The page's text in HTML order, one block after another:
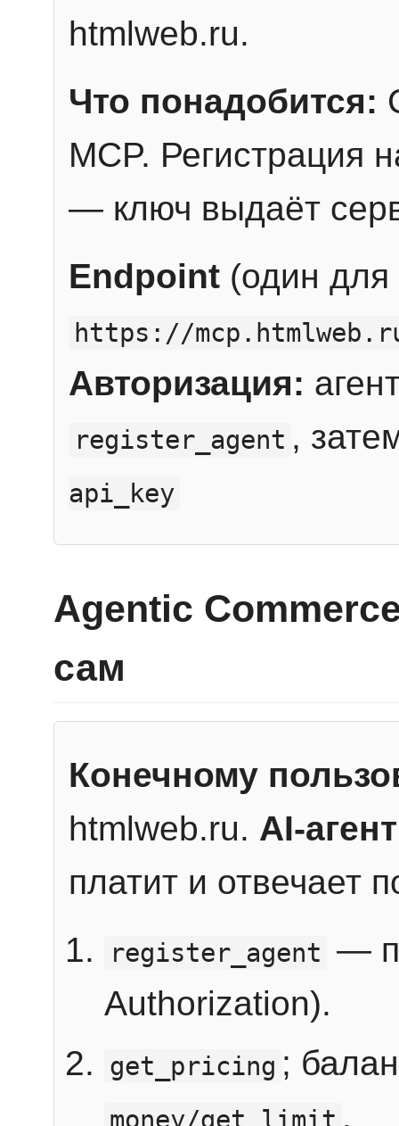
htmlweb.ru.
Что понадобится:
MCP. Регистрация
— ключ выдаёт
Endpoint (один для
https://
Авторизация:
register_agent ,
api_key
Agentic
сам
Конечному
htmlweb.ru. AI-агент
платит и отвечает
register_agent —
Authorization).
get_pricing ;
.